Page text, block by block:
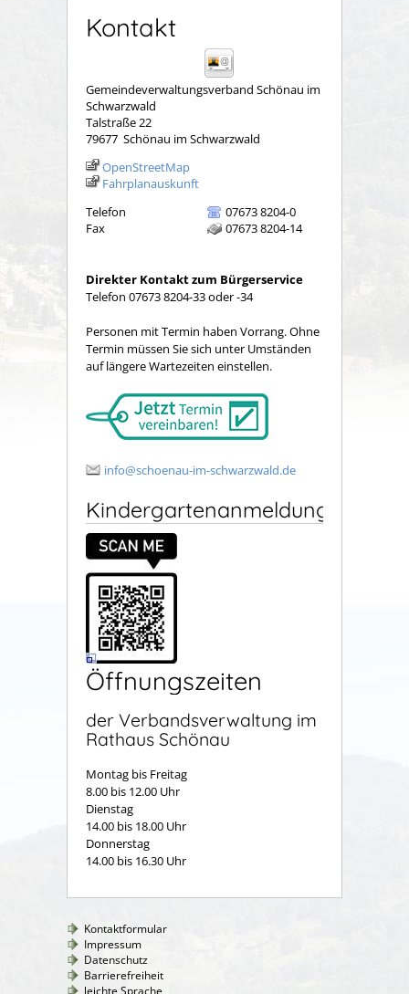
Kontakt
Gemeindeverwaltungsverband Schönau im
Schwarzwald
Talstraße 22
79677 Schönau im Schwarzwald
OpenStreetMap
Fahrplanauskunft
Telefon
07673 8204-0
Fax
07673 8204-14
Direkter Kontakt zum Bürgerservice
Telefon 07673 8204-33 oder -34
Personen mit Termin haben Vorrang. Ohne
Termin müssen Sie sich unter Umständen
auf längere Wartezeiten einstellen.
info@schoenau-im-schwarzwald.de
Kindergartenanmeldung
Öffnungszeiten
der Verbandsverwaltung im
Rathaus Schönau
Montag bis Freitag
8.00 bis 12.00 Uhr
Dienstag
14.00 bis 18.00 Uhr
Donnerstag
14.00 bis 16.30 Uhr
Kontaktformular
Impressum
Datenschutz
Barrierefreiheit